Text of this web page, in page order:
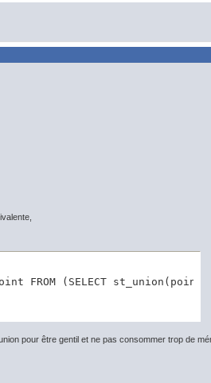
FROM (SELECT st_union(point)
pour être gentil et ne pas consommer trop de